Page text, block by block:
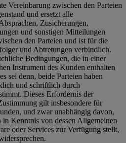
Vereinbarung zwischen den Parteien
und ersetzt alle
Zusicherungen,
und sonstigen Mitteilungen
den Parteien und ist für die
und Abtretungen verbindlich.
Bedingungen, die in einer
Instrument des Kunden enthalten
sei denn, beide Parteien haben
und schriftlich durch
Dieses Erfordernis der
gilt insbesondere für
und zwar unabhängig davon,
Kenntnis von dessen Allgemeinen
oder Services zur Verfügung stellt,